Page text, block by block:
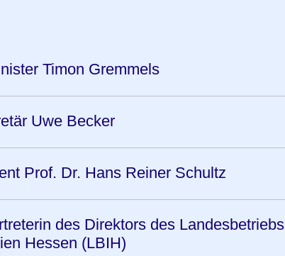
Timon Gremmels
Uwe Becker
Prof. Dr. Hans Reiner Schultz
des Direktors des Landesbetriebs
Hessen (LBIH)